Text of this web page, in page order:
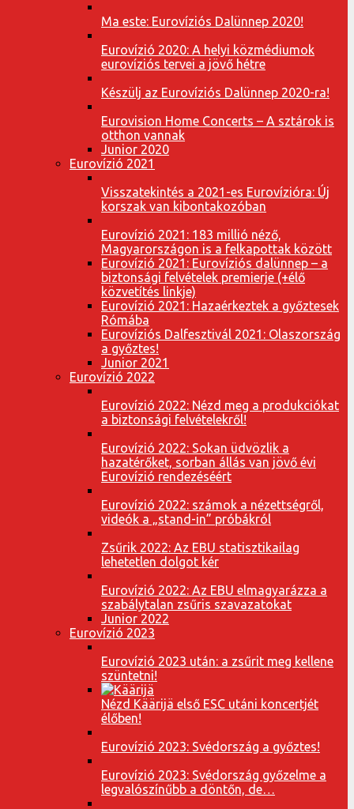
Ma este: Eurovíziós Dalünnep 2020!
Eurovízió 2020: A helyi közmédiumok
eurovíziós tervei a jövő hétre
Készülj az Eurovíziós Dalünnep 2020-ra!
Eurovision Home Concerts – A sztárok is
otthon vannak
Junior 2020
Eurovízió 2021
Visszatekintés a 2021-es Eurovízióra: Új
korszak van kibontakozóban
Eurovízió 2021: 183 millió néző,
Magyarországon is a felkapottak között
Eurovízió 2021: Eurovíziós dalünnep – a
biztonsági felvételek premierje (+élő
közvetítés linkje)
Eurovízió 2021: Hazaérkeztek a győztesek
Rómába
Eurovíziós Dalfesztivál 2021: Olaszország
a győztes!
Junior 2021
Eurovízió 2022
Eurovízió 2022: Nézd meg a produkciókat
a biztonsági felvételekről!
Eurovízió 2022: Sokan üdvözlik a
hazatérőket, sorban állás van jövő évi
Eurovízió rendezéséért
Eurovízió 2022: számok a nézettségről,
videók a „stand-in” próbákról
Zsűrik 2022: Az EBU statisztikailag
lehetetlen dolgot kér
Eurovízió 2022: Az EBU elmagyarázza a
szabálytalan zsűris szavazatokat
Junior 2022
Eurovízió 2023
Eurovízió 2023 után: a zsűrit meg kellene
szüntetni!
Nézd Käärijä első ESC utáni koncertjét
élőben!
Eurovízió 2023: Svédország a győztes!
Eurovízió 2023: Svédország győzelme a
legvalószínűbb a döntőn, de…